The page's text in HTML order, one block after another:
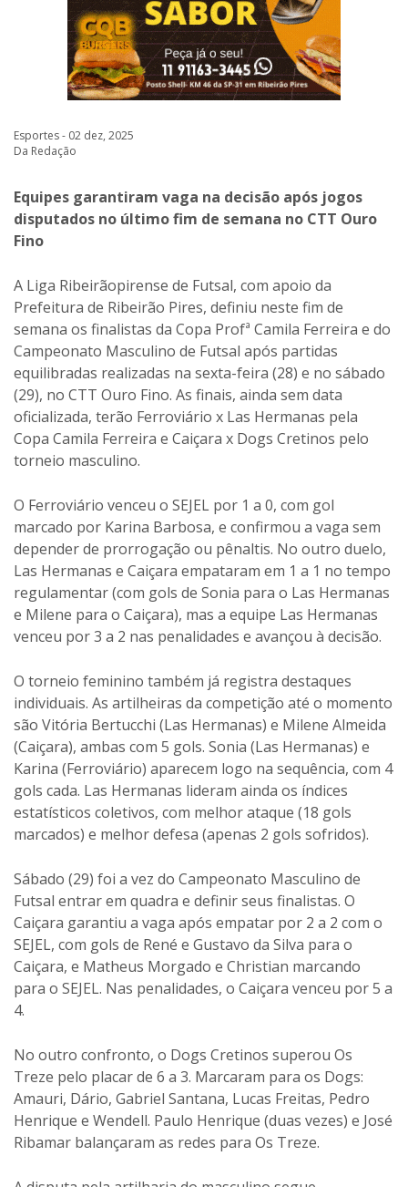
Esportes - 02 dez, 2025
Da Redação
Equipes garantiram vaga na decisão após jogos
disputados no último fim de semana no CTT Ouro
Fino
A Liga Ribeirãopirense de Futsal, com apoio da
Prefeitura de Ribeirão Pires, definiu neste fim de
semana os finalistas da Copa Profª Camila Ferreira e do
Campeonato Masculino de Futsal após partidas
equilibradas realizadas na sexta-feira (28) e no sábado
(29), no CTT Ouro Fino. As finais, ainda sem data
oficializada, terão Ferroviário x Las Hermanas pela
Copa Camila Ferreira e Caiçara x Dogs Cretinos pelo
torneio masculino.
O Ferroviário venceu o SEJEL por 1 a 0, com gol
marcado por Karina Barbosa, e confirmou a vaga sem
depender de prorrogação ou pênaltis. No outro duelo,
Las Hermanas e Caiçara empataram em 1 a 1 no tempo
regulamentar (com gols de Sonia para o Las Hermanas
e Milene para o Caiçara), mas a equipe Las Hermanas
venceu por 3 a 2 nas penalidades e avançou à decisão.
O torneio feminino também já registra destaques
individuais. As artilheiras da competição até o momento
são Vitória Bertucchi (Las Hermanas) e Milene Almeida
(Caiçara), ambas com 5 gols. Sonia (Las Hermanas) e
Karina (Ferroviário) aparecem logo na sequência, com 4
gols cada. Las Hermanas lideram ainda os índices
estatísticos coletivos, com melhor ataque (18 gols
marcados) e melhor defesa (apenas 2 gols sofridos).
Sábado (29) foi a vez do Campeonato Masculino de
Futsal entrar em quadra e definir seus finalistas. O
Caiçara garantiu a vaga após empatar por 2 a 2 com o
SEJEL, com gols de René e Gustavo da Silva para o
Caiçara, e Matheus Morgado e Christian marcando
para o SEJEL. Nas penalidades, o Caiçara venceu por 5 a
4.
No outro confronto, o Dogs Cretinos superou Os
Treze pelo placar de 6 a 3. Marcaram para os Dogs:
Amauri, Dário, Gabriel Santana, Lucas Freitas, Pedro
Henrique e Wendell. Paulo Henrique (duas vezes) e José
Ribamar balançaram as redes para Os Treze.